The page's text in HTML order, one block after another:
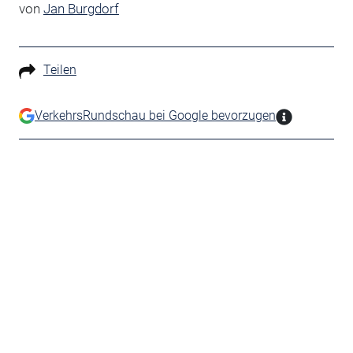
von Jan Burgdorf
Teilen
VerkehrsRundschau bei Google bevorzugen